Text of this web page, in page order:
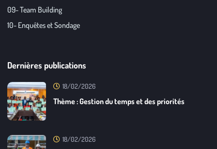
09- Team Building
10- Enquêtes et Sondage
Dernières publications
18/02/2026
Thème : Gestion du temps et des priorités
18/02/2026